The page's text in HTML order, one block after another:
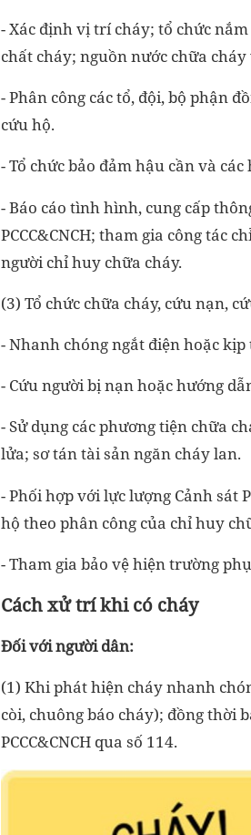
- Xác định vị trí cháy; tổ chức
chất cháy; nguồn nước chữa cháy
- Phân công các tổ, đội, bộ phận
cứu hộ.
- Tổ chức bảo đảm hậu cần và
- Báo cáo tình hình, cung cấp
PCCC&CNCH; tham gia công tác
người chỉ huy chữa cháy.
(3) Tổ chức chữa cháy, cứu nạn,
- Nhanh chóng ngắt điện hoặc
- Cứu người bị nạn hoặc hướng
- Sử dụng các phương tiện chữa
lửa; sơ tán tài sản ngăn cháy lan.
- Phối hợp với lực lượng Cảnh sát
hộ theo phân công của chỉ huy
- Tham gia bảo vệ hiện trường
Cách xử trí khi có cháy
Đối với người dân:
(1) Khi phát hiện cháy nhanh
còi, chuông báo cháy); đồng thời
PCCC&CNCH qua số 114.